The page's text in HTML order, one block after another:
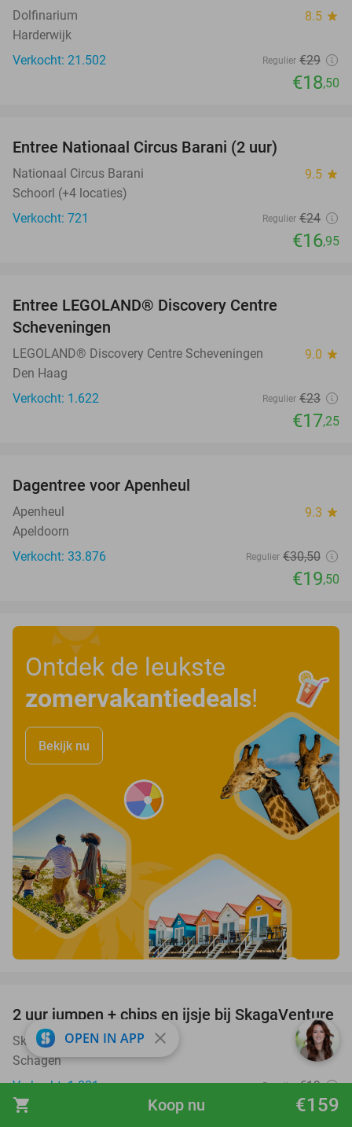
shopping_cart €159
Koop nu
Dolfinarium 8.5 star
Harderwijk
Verkocht: 21.502
Regulier €29
€18,50
Entree Nationaal Circus Barani (2 uur)
Nationaal Circus Barani 9.5 star
Schoorl (+4 locaties)
Verkocht: 721
Regulier €24
€16,95
Entree LEGOLAND® Discovery Centre
Scheveningen
LEGOLAND® Discovery Centre Scheveningen 9.0 star
Den Haag
Verkocht: 1.622
Regulier €23
€17,25
Dagentree voor Apenheul
Apenheul 9.3 star
Apeldoorn
Verkocht: 33.876
Regulier €30,50
€19,50
Ontdek de leukste
zomervakantiedeals!
Bekijk nu
45%
2 uur jumpen + chips en ijsje bij SkagaVenture
SkagaVenture 9.6star
Schagen
Verkocht: 1.081
Regulier €19
€10,50
OPEN IN APP close